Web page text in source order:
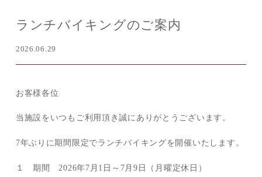
ランチバイキングのご案内
2026.06.29
お客様各位
当施設をいつもご利用頂き誠にありがとうございます。
7年ぶりに期間限定でランチバイキングを開催いたします。
１ 期間 2026年7月1日～7月9日（月曜定休日）